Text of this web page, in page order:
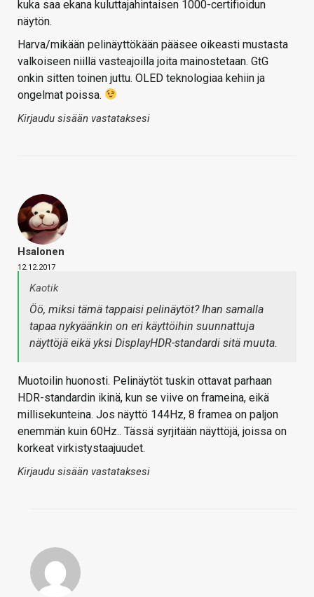
kuka saa ekana kuluttajahintaisen 1000-certifioidun
näytön.
Harva/mikään pelinäyttökään pääsee oikeasti mustasta
valkoiseen niillä vasteajoilla joita mainostetaan. GtG
onkin sitten toinen juttu. OLED teknologiaa kehiin ja
ongelmat poissa.
Kirjaudu sisään vastataksesi
Hsalonen
12.12.2017
Kaotik
Öö, miksi tämä tappaisi pelinäytöt? Ihan samalla
tapaa nykyäänkin on eri käyttöihin suunnattuja
näyttöjä eikä yksi DisplayHDR-standardi sitä muuta.
Muotoilin huonosti. Pelinäytöt tuskin ottavat parhaan
HDR-standardin ikinä, kun se viive on frameina, eikä
millisekunteina. Jos näyttö 144Hz, 8 framea on paljon
enemmän kuin 60Hz.. Tässä syrjitään näyttöjä, joissa on
korkeat virkistystaajuudet.
Kirjaudu sisään vastataksesi